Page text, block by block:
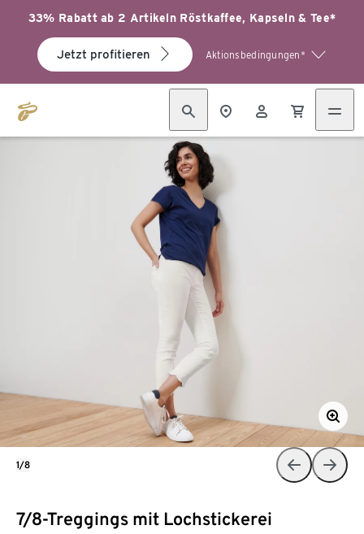
33% Rabatt ab 2 Artikeln Röstkaffee, Kapseln & Tee*
Jetzt profitieren Aktionsbedingungen*
7/8-Treggings mit Lochstickerei
1/8